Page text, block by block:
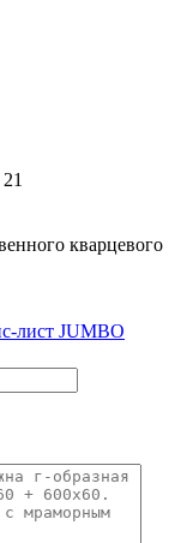
кварцевого
лист JUMBO